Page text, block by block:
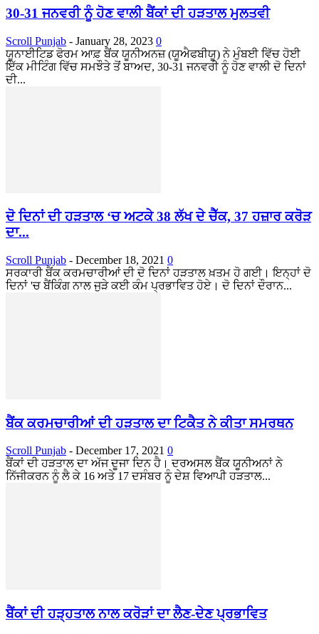
30-31 ਜਨਵਰੀ ਨੂੰ ਹੋਣ ਵਾਲੀ ਬੈਂਕਾਂ ਦੀ ਹੜਤਾਲ ਮੁਲਤਵੀ
Scroll Punjab - January 28, 2023 0
ਯੂਨਾਈਟਿਡ ਫੋਰਮ ਆਫ਼ ਬੈਂਕ ਯੂਨੀਅਨਜ਼ (ਯੂਐਫਬੀਯੂ) ਨੇ ਮੁੰਬਈ ਵਿੱਚ ਹੋਈ
ਇੱਕ ਮੀਟਿੰਗ ਵਿੱਚ ਸਮਝੌਤੇ ਤੋਂ ਬਾਅਦ, 30-31 ਜਨਵਰੀ ਨੂੰ ਹੋਣ ਵਾਲੀ ਦੋ ਦਿਨਾਂ
ਦੀ...
ਦੋ ਦਿਨਾਂ ਦੀ ਹੜਤਾਲ ‘ਚ ਅਟਕੇ 38 ਲੱਖ ਦੇ ਚੈੱਕ, 37 ਹਜ਼ਾਰ ਕਰੋੜ
ਦਾ...
Scroll Punjab - December 18, 2021 0
ਸਰਕਾਰੀ ਬੈਂਕ ਕਰਮਚਾਰੀਆਂ ਦੀ ਦੋ ਦਿਨਾਂ ਹੜਤਾਲ ਖ਼ਤਮ ਹੋ ਗਈ। ਇਨ੍ਹਾਂ ਦੋ
ਦਿਨਾਂ 'ਚ ਬੈਂਕਿੰਗ ਨਾਲ ਜੁੜੇ ਕਈ ਕੰਮ ਪ੍ਰਭਾਵਿਤ ਹੋਏ। ਦੋ ਦਿਨਾਂ ਦੌਰਾਨ...
ਬੈਂਕ ਕਰਮਚਾਰੀਆਂ ਦੀ ਹੜਤਾਲ ਦਾ ਟਿਕੈਤ ਨੇ ਕੀਤਾ ਸਮਰਥਨ
Scroll Punjab - December 17, 2021 0
ਬੈਂਕਾਂ ਦੀ ਹੜਤਾਲ ਦਾ ਅੱਜ ਦੂਜਾ ਦਿਨ ਹੈ। ਦਰਅਸਲ ਬੈਂਕ ਯੂਨੀਅਨਾਂ ਨੇ
ਨਿੱਜੀਕਰਨ ਨੂੰ ਲੈ ਕੇ 16 ਅਤੇ 17 ਦਸੰਬਰ ਨੂੰ ਦੇਸ਼ ਵਿਆਪੀ ਹੜਤਾਲ...
ਬੈਂਕਾਂ ਦੀ ਹੜ੍ਹਤਾਲ ਨਾਲ ਕਰੋੜਾਂ ਦਾ ਲੈਣ-ਦੇਣ ਪ੍ਰਭਾਵਿਤ